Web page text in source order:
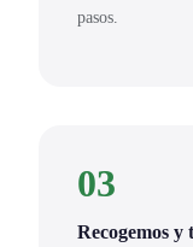
pasos.
03
Recogemos y